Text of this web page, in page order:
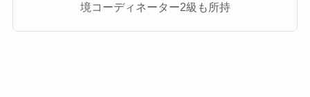
境コーディネーター2級も所持